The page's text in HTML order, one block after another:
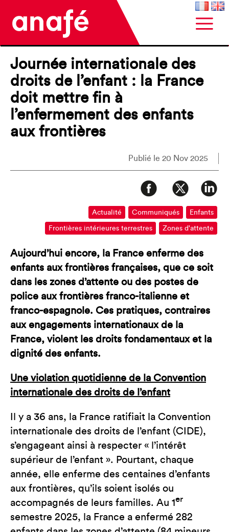
Journée internationale des
droits de l’enfant : la France
doit mettre fin à
l’enfermement des enfants
aux frontières
Publié le 20 Nov 2025
Actualité Communiqués Enfants
Frontières intérieures terrestres Zones d'attente
Aujourd’hui encore, la France enferme des
enfants aux frontières françaises, que ce soit
dans les zones d’attente ou des postes de
police aux frontières franco-italienne et
franco-espagnole. Ces pratiques, contraires
aux engagements internationaux de la
France, violent les droits fondamentaux et la
dignité des enfants.
Une violation quotidienne de la Convention
internationale des droits de l’enfant
Il y a 36 ans, la France ratifiait la Convention
internationale des droits de l’enfant (CIDE),
s’engageant ainsi à respecter « l’intérêt
supérieur de l’enfant ». Pourtant, chaque
année, elle enferme des centaines d’enfants
aux frontières, qu’ils soient isolés ou
accompagnés de leurs familles. Au 1er
semestre 2025, la France a enfermé 282